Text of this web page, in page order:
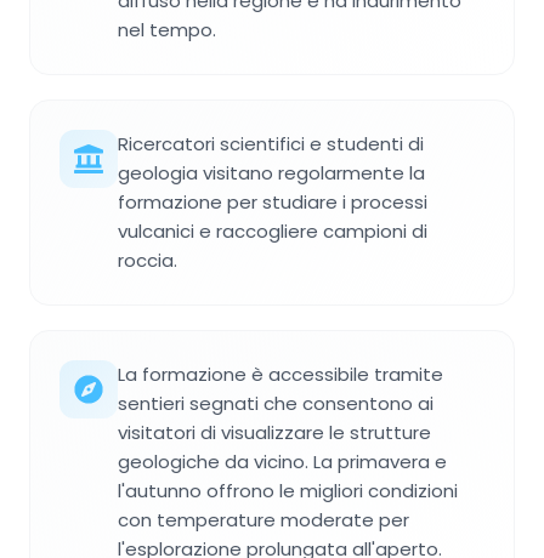
nel tempo.
Ricercatori scientifici e studenti di
geologia visitano regolarmente la
formazione per studiare i processi
vulcanici e raccogliere campioni di
roccia.
La formazione è accessibile tramite
sentieri segnati che consentono ai
visitatori di visualizzare le strutture
geologiche da vicino. La primavera e
l'autunno offrono le migliori condizioni
con temperature moderate per
l'esplorazione prolungata all'aperto.